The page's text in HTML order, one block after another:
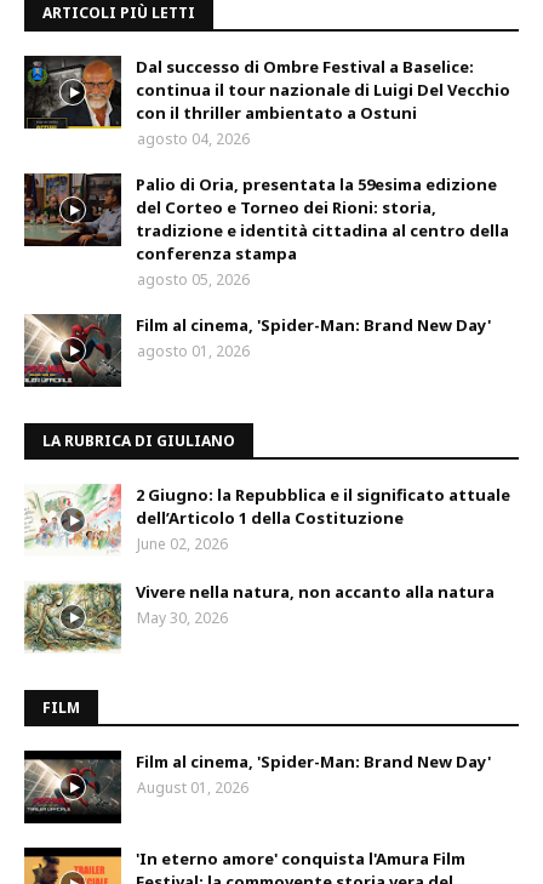
ARTICOLI PIÙ LETTI
Dal successo di Ombre Festival a Baselice:
continua il tour nazionale di Luigi Del Vecchio
con il thriller ambientato a Ostuni
agosto 04, 2026
Palio di Oria, presentata la 59esima edizione
del Corteo e Torneo dei Rioni: storia,
tradizione e identità cittadina al centro della
conferenza stampa
agosto 05, 2026
Film al cinema, 'Spider-Man: Brand New Day'
agosto 01, 2026
LA RUBRICA DI GIULIANO
2 Giugno: la Repubblica e il significato attuale
dell’Articolo 1 della Costituzione
June 02, 2026
Vivere nella natura, non accanto alla natura
May 30, 2026
FILM
Film al cinema, 'Spider-Man: Brand New Day'
August 01, 2026
'In eterno amore' conquista l'Amura Film